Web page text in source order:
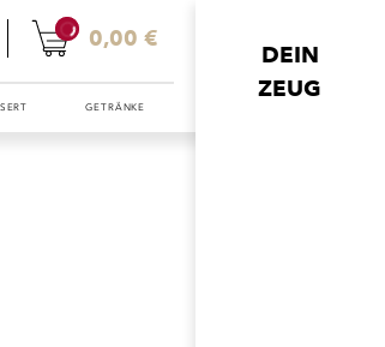
0 0,00 €
DEIN
ZEUG
GETRÄNKE